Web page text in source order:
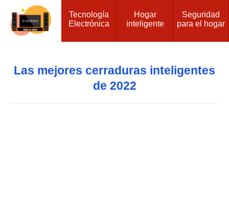
Tecnología
Electrónica
Hogar
inteligente
Seguridad
para el hogar
Las mejores cerraduras inteligentes
de 2022